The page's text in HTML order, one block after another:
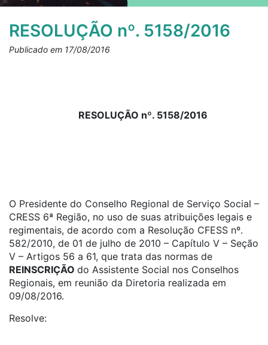
RESOLUÇÃO nº. 5158/2016
Publicado em 17/08/2016
RESOLUÇÃO nº. 5158/2016
O Presidente do Conselho Regional de Serviço Social –
CRESS 6ª Região, no uso de suas atribuições legais e
regimentais, de acordo com a Resolução CFESS nº.
582/2010, de 01 de julho de 2010 – Capítulo V – Seção
V – Artigos 56 a 61, que trata das normas de
REINSCRIÇÃO do Assistente Social nos Conselhos
Regionais, em reunião da Diretoria realizada em
09/08/2016.
Resolve: